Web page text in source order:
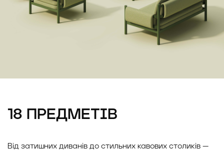
18 ПРЕДМЕТІВ
Від затишних диванів до стильних кавових столиків —